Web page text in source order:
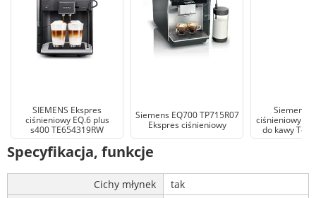
SIEMENS Ekspres
ciśnieniowy EQ.6 plus
s400 TE654319RW
Siemens EQ700 TP715R07
Ekspres ciśnieniowy
Siemens
ciśnieniowy
do kawy Te
Specyfikacja, funkcje
Cichy młynek
tak